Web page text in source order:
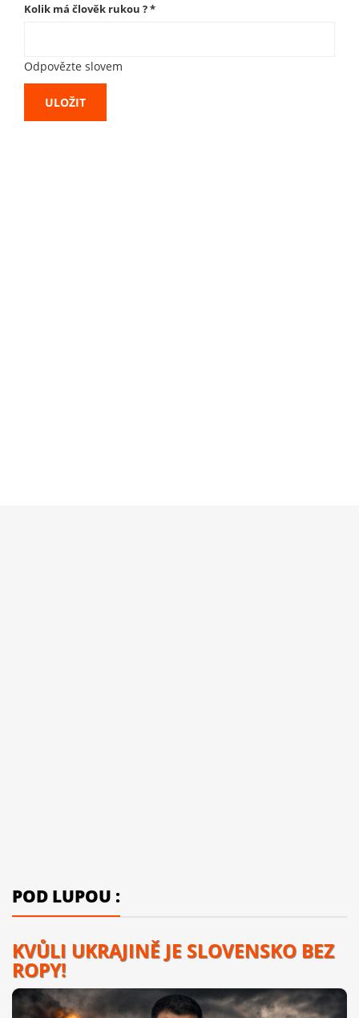
Kolik má člověk rukou ?*
Odpovězte slovem
POD LUPOU :
KVŮLI UKRAJINĚ JE SLOVENSKO BEZ
ROPY!